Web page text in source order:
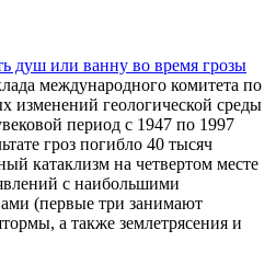
душ или ванну во время грозы
международного комитета по
изменений геологической среды
период с 1947 по 1997
гроз погибло 40 тысяч
катаклизм на четвертом месте
с наибольшими
(первые три занимают
а также землетрясения и